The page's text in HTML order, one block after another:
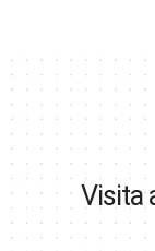
Visita